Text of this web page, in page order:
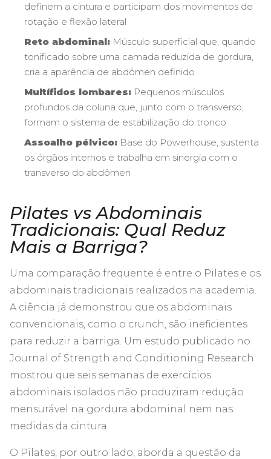
definem a cintura e participam dos movimentos de
rotação e flexão lateral
Reto abdominal: Músculo superficial que, quando
tonificado sobre uma camada reduzida de gordura,
cria a aparência de abdômen definido
Multífidos lombares: Pequenos músculos
profundos da coluna que, junto com o transverso,
formam o sistema de estabilização do tronco
Assoalho pélvico: Base do Powerhouse, sustenta
os órgãos internos e trabalha em sinergia com o
transverso do abdômen
Pilates vs Abdominais
Tradicionais: Qual Reduz
Mais a Barriga?
Uma comparação frequente é entre o Pilates e os
abdominais tradicionais realizados na academia.
A ciência já demonstrou que os abdominais
convencionais, como o crunch, são ineficientes
para reduzir a barriga. Um estudo publicado no
Journal of Strength and Conditioning Research
mostrou que seis semanas de exercícios
abdominais isolados não produziram redução
mensurável na gordura abdominal nem nas
medidas da cintura.
O Pilates, por outro lado, aborda a questão da